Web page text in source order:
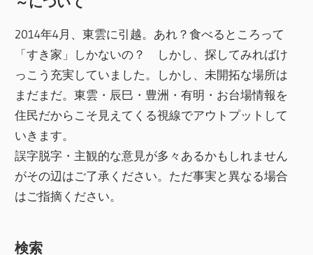
2014年4月、東雲に引越。あれ？食べるところって
「すき家」しかないの？ しかし、探してみればけ
っこう充実していました。しかし、未開拓な場所は
まだまだ。東雲・辰巳・豊洲・有明・お台場情報を
住民だからこそ見えてくる視線でアウトプットして
いきます。
誤字脱字・主観的な意見が多々あるかもしれません
がその辺はご了承ください。ただ事実と異なる場合
はご指摘ください。
検索